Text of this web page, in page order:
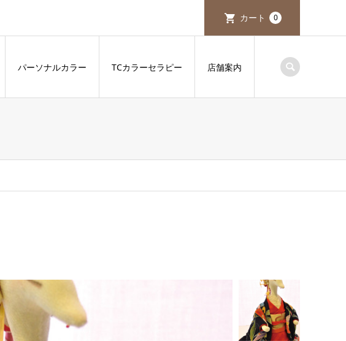
カート 0
パーソナルカラー TCカラーセラピー 店舗案内